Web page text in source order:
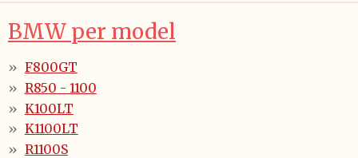
BMW per model
F800GT
R850 - 1100
K100LT
K1100LT
R1100S